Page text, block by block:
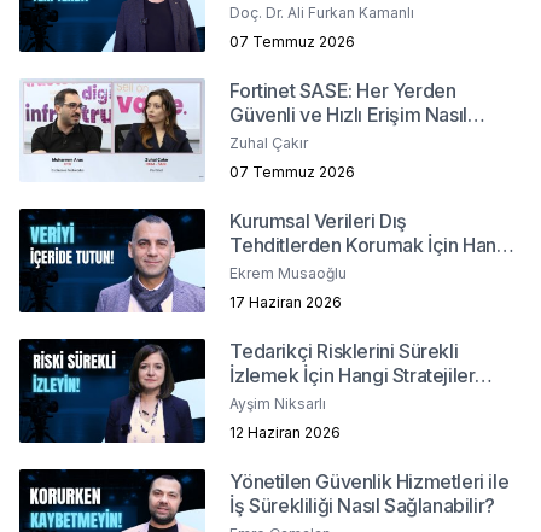
Stratejileri
Doç. Dr. Ali Furkan Kamanlı
07 Temmuz 2026
Fortinet SASE: Her Yerden
Güvenli ve Hızlı Erişim Nasıl
Sağlanır?
Zuhal Çakır
07 Temmuz 2026
Kurumsal Verileri Dış
Tehditlerden Korumak İçin Hangi
Yöntemler İzlenmeli?
Ekrem Musaoğlu
17 Haziran 2026
Tedarikçi Risklerini Sürekli
İzlemek İçin Hangi Stratejiler
İzlenmeli?
Ayşim Niksarlı
12 Haziran 2026
Yönetilen Güvenlik Hizmetleri ile
İş Sürekliliği Nasıl Sağlanabilir?